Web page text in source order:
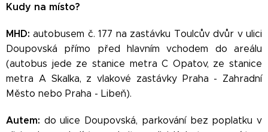
Kudy na místo?
MHD: autobusem č. 177 na zastávku Toulcův dvůr v ulici
Doupovská přímo před hlavním vchodem do areálu
(autobus jede ze stanice metra C Opatov, ze stanice
metra A Skalka, z vlakové zastávky Praha - Zahradní
Město nebo Praha - Libeň).
Autem: do ulice Doupovská, parkování bez poplatku v